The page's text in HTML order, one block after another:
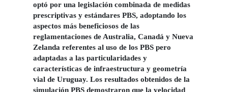
optó por una legislación combinada de medidas
prescriptivas y estándares PBS, adoptando los
aspectos más beneficiosos de las
reglamentaciones de Australia, Canadá y Nueva
Zelanda referentes al uso de los PBS pero
adaptadas a las particularidades y
características de infraestructura y geometría
vial de Uruguay. Los resultados obtenidos de la
simulación PBS demostraron que la velocidad